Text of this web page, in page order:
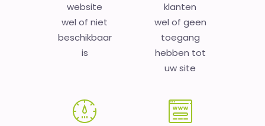
website
wel of niet
beschikbaar
is
klanten
wel of geen
toegang
hebben tot
uw site